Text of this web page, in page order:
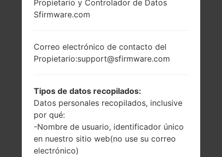
Propietario y Controlador de Datos
Sfirmware.com
Correo electrónico de contacto del
Propietario:support@sfirmware.com
Tipos de datos recopilados:
Datos personales recopilados, inclusive
por qué:
-Nombre de usuario, identificador único
en nuestro sitio web(no use su correo
electrónico)